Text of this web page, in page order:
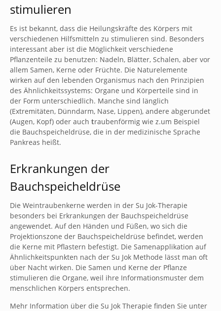
stimulieren
Es ist bekannt, dass die Heilungskräfte des Körpers mit
verschiedenen Hilfsmitteln zu stimulieren sind. Besonders
interessant aber ist die Möglichkeit verschiedene
Pflanzenteile zu benutzen: Nadeln, Blätter, Schalen, aber vor
allem Samen, Kerne oder Früchte. Die Naturelemente
wirken auf den lebenden Organismus nach den Prinzipien
des Ähnlichkeitssystems: Organe und Körperteile sind in
der Form unterschiedlich. Manche sind länglich
(Extremitäten, Dünndarm, Nase, Lippen), andere abgerundet
(Augen, Kopf) oder auch traubenförmig wie z.um Beispiel
die Bauchspeicheldrüse, die in der medizinische Sprache
Pankreas heißt.
Erkrankungen der
Bauchspeicheldrüse
Die Weintraubenkerne werden in der Su Jok-Therapie
besonders bei Erkrankungen der Bauchspeicheldrüse
angewendet. Auf den Händen und Füßen, wo sich die
Projektionszone der Bauchspeicheldrüse befindet, werden
die Kerne mit Pflastern befestigt. Die Samenapplikation auf
Ähnlichkeitspunkten nach der Su Jok Methode lässt man oft
über Nacht wirken. Die Samen und Kerne der Pflanze
stimulieren die Organe, weil ihre Informationsmuster dem
menschlichen Körpers entsprechen.
Mehr Information über die Su Jok Therapie finden Sie unter